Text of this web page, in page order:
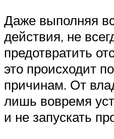
Даже выполняя
действия, не
предотвратить
это происходит
причинам. От
лишь вовремя
и не запускать